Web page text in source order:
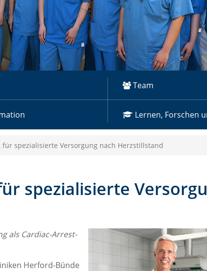
Team
Lernen, Forschen
für spezialisierte Versorgung nach Herzstillstand
spezialisierte
als Cardiac-Arrest-
Herford-Bünde